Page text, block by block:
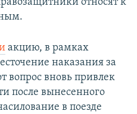
относят к
акцию, в рамках
наказания за
вопрос вновь привлек
после вынесенного
в поезде